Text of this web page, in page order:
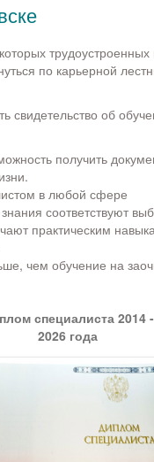
трудоустроенных
по карьерной
свидетельство об
получить
в любой сфере
соответствуют
практическим
чем обучение на
специалиста 2014 -
2026 года